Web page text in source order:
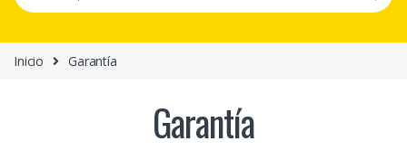
Inicio Garantía
Garantía